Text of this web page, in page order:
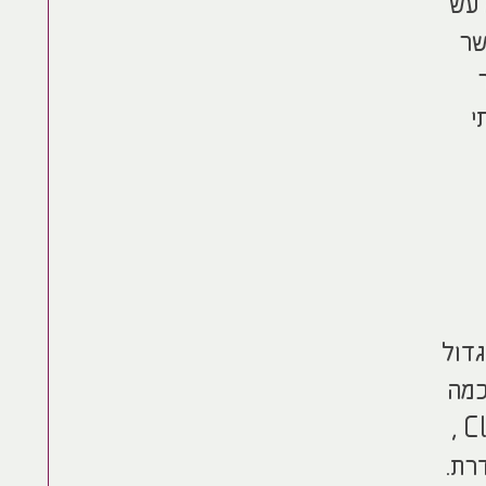
עש
עם אפליקציה לעיבוד תמונה, פרי פיתוח של חברת הסטראט אפ הישראלית Clarifruit ,